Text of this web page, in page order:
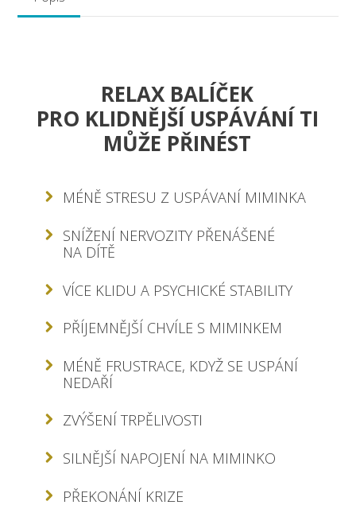
RELAX BALÍČEK
PRO KLIDNĚJŠÍ USPÁVÁNÍ TI
MŮŽE PŘINÉST
MÉNĚ STRESU Z USPÁVANÍ MIMINKA
SNÍŽENÍ NERVOZITY PŘENÁŠENÉ
NA DÍTĚ
VÍCE KLIDU A PSYCHICKÉ STABILITY
PŘÍJEMNĚJŠÍ CHVÍLE S MIMINKEM
MÉNĚ FRUSTRACE, KDYŽ SE USPÁNÍ
NEDAŘÍ
ZVÝŠENÍ TRPĚLIVOSTI
SILNĚJŠÍ NAPOJENÍ NA MIMINKO
PŘEKONÁNÍ KRIZE